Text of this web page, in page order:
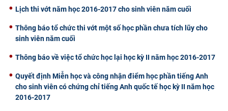
Lịch thi vớt năm học 2016-2017 cho sinh viên năm cuối
Thông báo tổ chức thi vớt một số học phần chưa tích lũy cho
sinh viên năm cuối
Thông báo về việc tổ chức học lại học kỳ II năm học 2016-2017
Quyết định Miễn học và công nhận điểm học phần tiếng Anh
cho sinh viên có chứng chỉ tiếng Anh quốc tế học kỳ II năm học
2016-2017